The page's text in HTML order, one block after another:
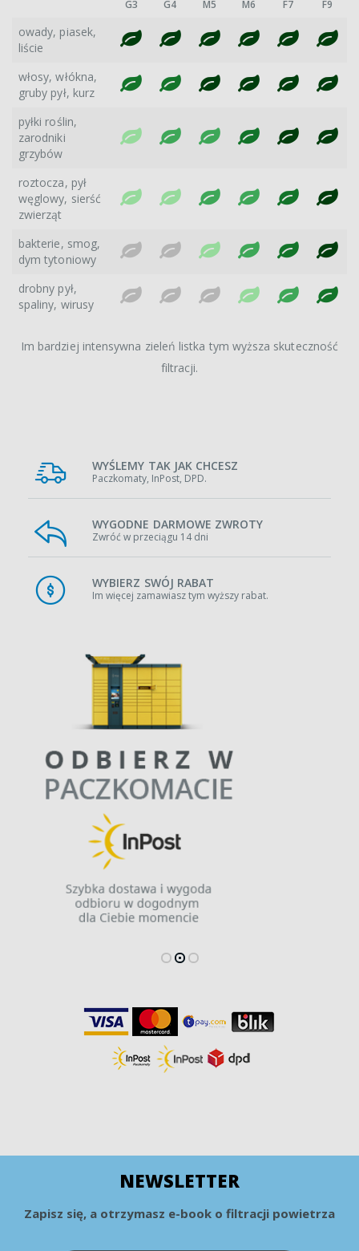
G3 G4 M5 M6 F7 F9
owady, piasek,
liście
włosy, włókna,
gruby pył, kurz
pyłki roślin,
zarodniki
grzybów
roztocza, pył
węglowy, sierść
zwierząt
bakterie, smog,
dym tytoniowy
drobny pył,
spaliny, wirusy
Im bardziej intensywna zieleń listka tym wyższa skuteczność
filtracji.
WYŚLEMY TAK JAK CHCESZ
Paczkomaty, InPost, DPD.
WYGODNE DARMOWE ZWROTY
Zwróć w przeciągu 14 dni
WYBIERZ SWÓJ RABAT
Im więcej zamawiasz tym wyższy rabat.
NEWSLETTER
Zapisz się, a otrzymasz e-book o filtracji powietrza